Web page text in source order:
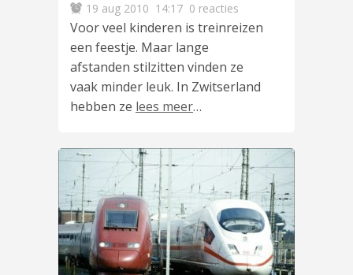
19 aug 2010 14:17 0 reacties
Voor veel kinderen is treinreizen
een feestje. Maar lange
afstanden stilzitten vinden ze
vaak minder leuk. In Zwitserland
hebben ze lees meer…